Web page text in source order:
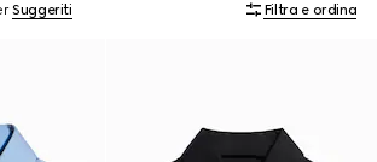
Suggeriti Filtra e ordina